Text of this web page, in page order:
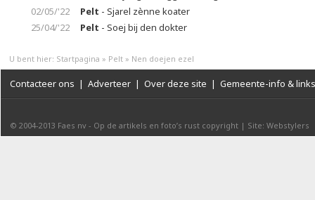
02/05/'22
Pelt - Sjarel zènne koater
25/04/'22
Pelt - Soej bij den dokter
U bent hier: Startpagina » Pelt » Nen doejen ezel
Contacteer ons | Adverteer | Over deze site | Gemeente-info & links
© 2004-2013 Faes nv - Op de artikels en foto’s rust copyright | Site: Webstylers